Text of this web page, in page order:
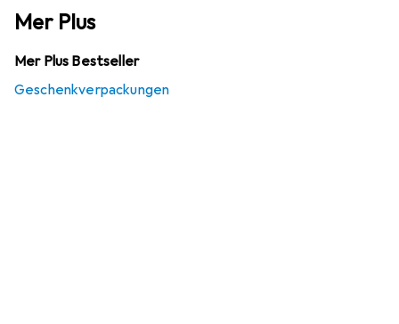
Mer Plus
Mer Plus Bestseller
Geschenkverpackungen